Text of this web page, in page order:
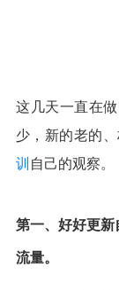
这几天一直在
少，新的老的
训 自己的观察。
第一、好好更
流量。